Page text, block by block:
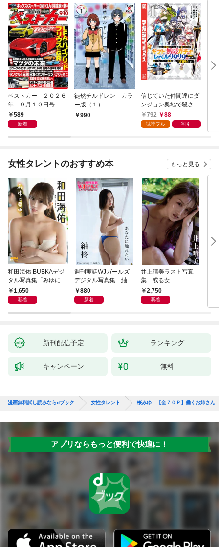
ベストカー ２０２６
年 ９月１０日号
589
新着
徒然チルドレン カラ
ー版（１）
990
信じていた仲間達にダ
ンジョン奥地で殺され
かけたがギフト『無限
ガチャ』でレベル９９
『ざまぁ！』します！
792 88
試読フル 割引
女性タレントのおすすめ本 もっと見る
和田海佑 BUBKAデジ
タル写真集「みゆに夢
中。」
1,650
新着
週刊実話WJガールズ
デジタル写真集 紬柊
「あなたに触れたい」
featuring 三島ゆう
880
新着
井上晴美ラスト写真
集 或る女
2,750
新着
井
集
ｉｒ
新刊配信予定 ランキング
キャンペーン 無料
漫画無料試し読みならdブック 女性タレント 桜みゆ 【全７０Ｐ】働くお姉さん
アプリならもっと便利で快適に！